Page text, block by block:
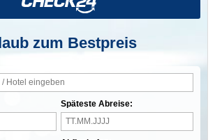
zum Bestpreis
Späteste Abreise: